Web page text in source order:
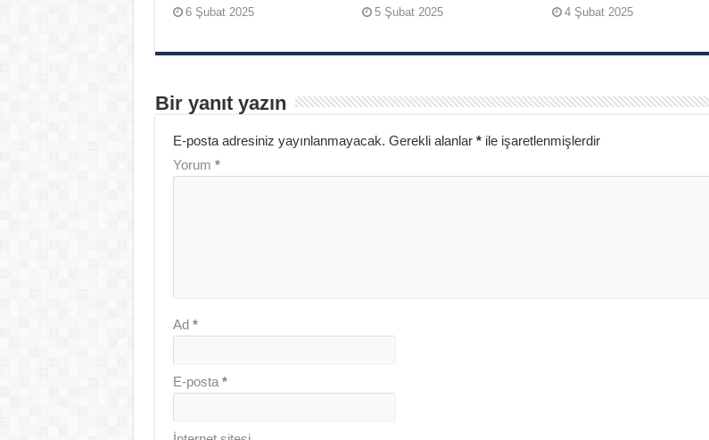
6 Şubat 2025 5 Şubat 2025 4 Şubat 2025
Bir yanıt yazın
E-posta adresiniz yayınlanmayacak. Gerekli alanlar *ile işaretlenmişlerdir
Yorum *
Ad *
E-posta *